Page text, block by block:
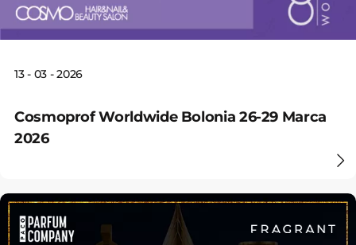
13 - 03 - 2026
Cosmoprof Worldwide Bolonia 26-29 Marca
2026